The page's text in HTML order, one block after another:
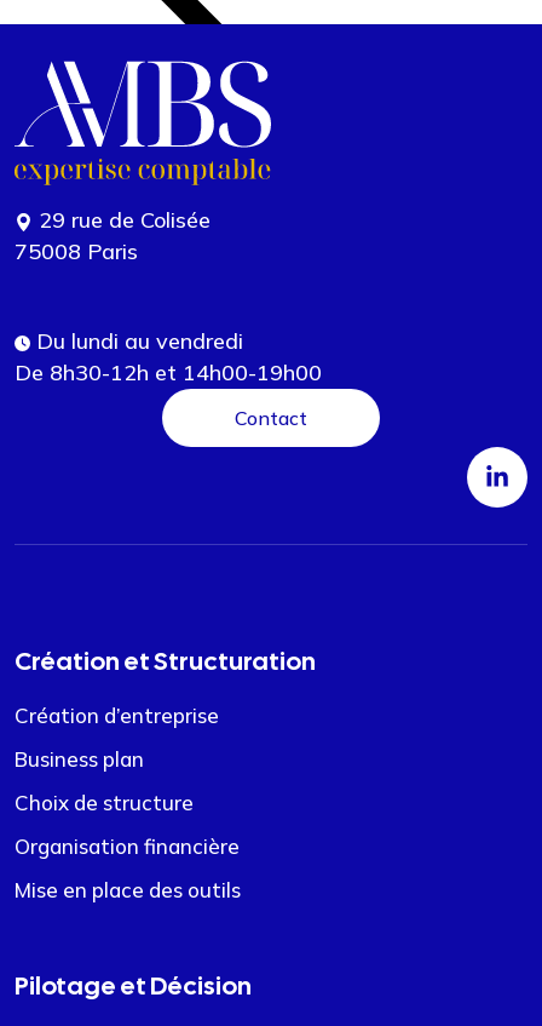
29 rue de Colisée
75008 Paris
Du lundi au vendredi
De 8h30-12h et 14h00-19h00
Contact
Création et Structuration
Création d’entreprise
Business plan
Choix de structure
Organisation financière
Mise en place des outils
Pilotage et Décision